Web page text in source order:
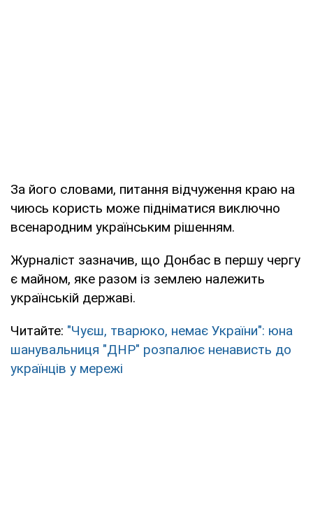
За його словами, питання відчуження краю на
чиюсь користь може підніматися виключно
всенародним українським рішенням.
Журналіст зазначив, що Донбас в першу чергу
є майном, яке разом із землею належить
українській державі.
Читайте: "Чуєш, тварюко, немає України": юна
шанувальниця "ДНР" розпалює ненависть до
українців у мережі